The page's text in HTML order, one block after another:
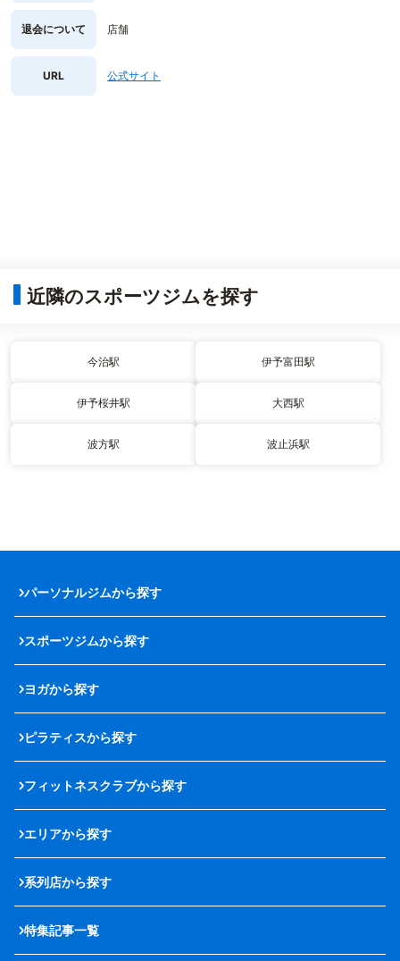
退会について 店舗
URL 公式サイト
近隣のスポーツジムを探す
今治駅 伊予富田駅
伊予桜井駅 大西駅
波方駅 波止浜駅
パーソナルジムから探す
スポーツジムから探す
ヨガから探す
ピラティスから探す
フィットネスクラブから探す
エリアから探す
系列店から探す
特集記事一覧